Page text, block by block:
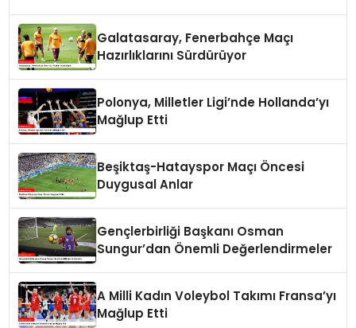
Galatasaray, Fenerbahçe Maçı
Hazırlıklarını Sürdürüyor
Polonya, Milletler Ligi’nde Hollanda’yı
Mağlup Etti
Beşiktaş-Hatayspor Maçı Öncesi
Duygusal Anlar
Gençlerbirliği Başkanı Osman
Sungur’dan Önemli Değerlendirmeler
A Milli Kadın Voleybol Takımı Fransa’yı
Mağlup Etti